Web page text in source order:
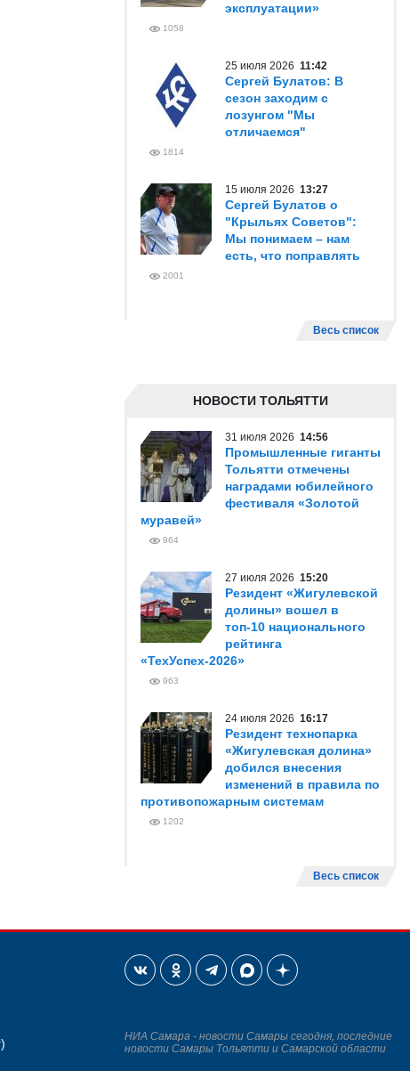
эксплуатации»
1058
25 июля 2026 11:42
Сергей Булатов: В
сезон заходим с
лозунгом "Мы
отличаемся"
1814
15 июля 2026 13:27
Сергей Булатов о
"Крыльях Советов":
Мы понимаем – нам
есть, что поправлять
2001
Весь список
НОВОСТИ ТОЛЬЯТТИ
31 июля 2026 14:56
Промышленные гиганты
Тольятти отмечены
наградами юбилейного
фестиваля «Золотой
муравей»
964
27 июля 2026 15:20
Резидент «Жигулевской
долины» вошел в
топ-10 национального
рейтинга
«ТехУспех-2026»
963
24 июля 2026 16:17
Резидент технопарка
«Жигулевская долина»
добился внесения
изменений в правила по
противопожарным системам
1202
Весь список
НИА Самара - новости Самары сегодня, последние
новости Самары Тольятти и Самарской области